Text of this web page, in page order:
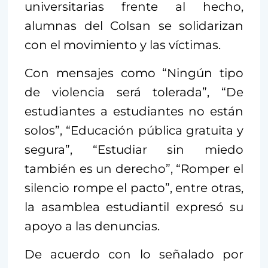
universitarias frente al hecho,
alumnas del Colsan se solidarizan
con el movimiento y las víctimas.
Con mensajes como “Ningún tipo
de violencia será tolerada”, “De
estudiantes a estudiantes no están
solos”, “Educación pública gratuita y
segura”, “Estudiar sin miedo
también es un derecho”, “Romper el
silencio rompe el pacto”, entre otras,
la asamblea estudiantil expresó su
apoyo a las denuncias.
De acuerdo con lo señalado por